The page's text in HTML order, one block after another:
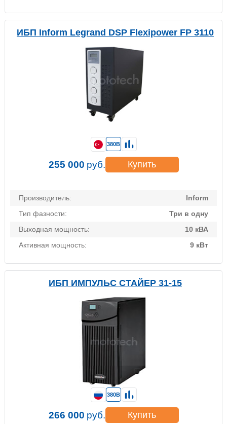
ИБП Inform Legrand DSP Flexipower FP 3110
Производитель:
Inform
Тип фазности:
Три в одну
Выходная мощность:
10 кВА
Активная мощность:
9 кВт
380В
255 000 руб. Купить
ИБП ИМПУЛЬС СТАЙЕР 31-15
380В
266 000 руб. Купить